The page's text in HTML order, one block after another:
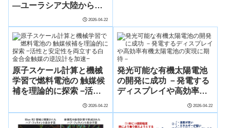
―ユーラシア大陸からの
水蒸気が海氷の減少を促
す可能性―
2026-04-22
原⼦スケール計算と機械
学習で燃料電池の 触媒候
補を理論的に探索 −活性
合⾦触媒の逆設計を加速−
2026-04-22
発光可能な有機太陽電池
の開発に成功 －発電する
ディスプレイや高効率有
－
2026-04-22